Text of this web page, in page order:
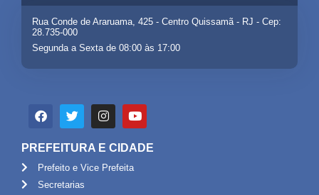
Rua Conde de Araruama, 425 - Centro Quissamã - RJ - Cep:
28.735-000
Segunda a Sexta de 08:00 às 17:00
PREFEITURA E CIDADE
Prefeito e Vice Prefeita
Secretarias